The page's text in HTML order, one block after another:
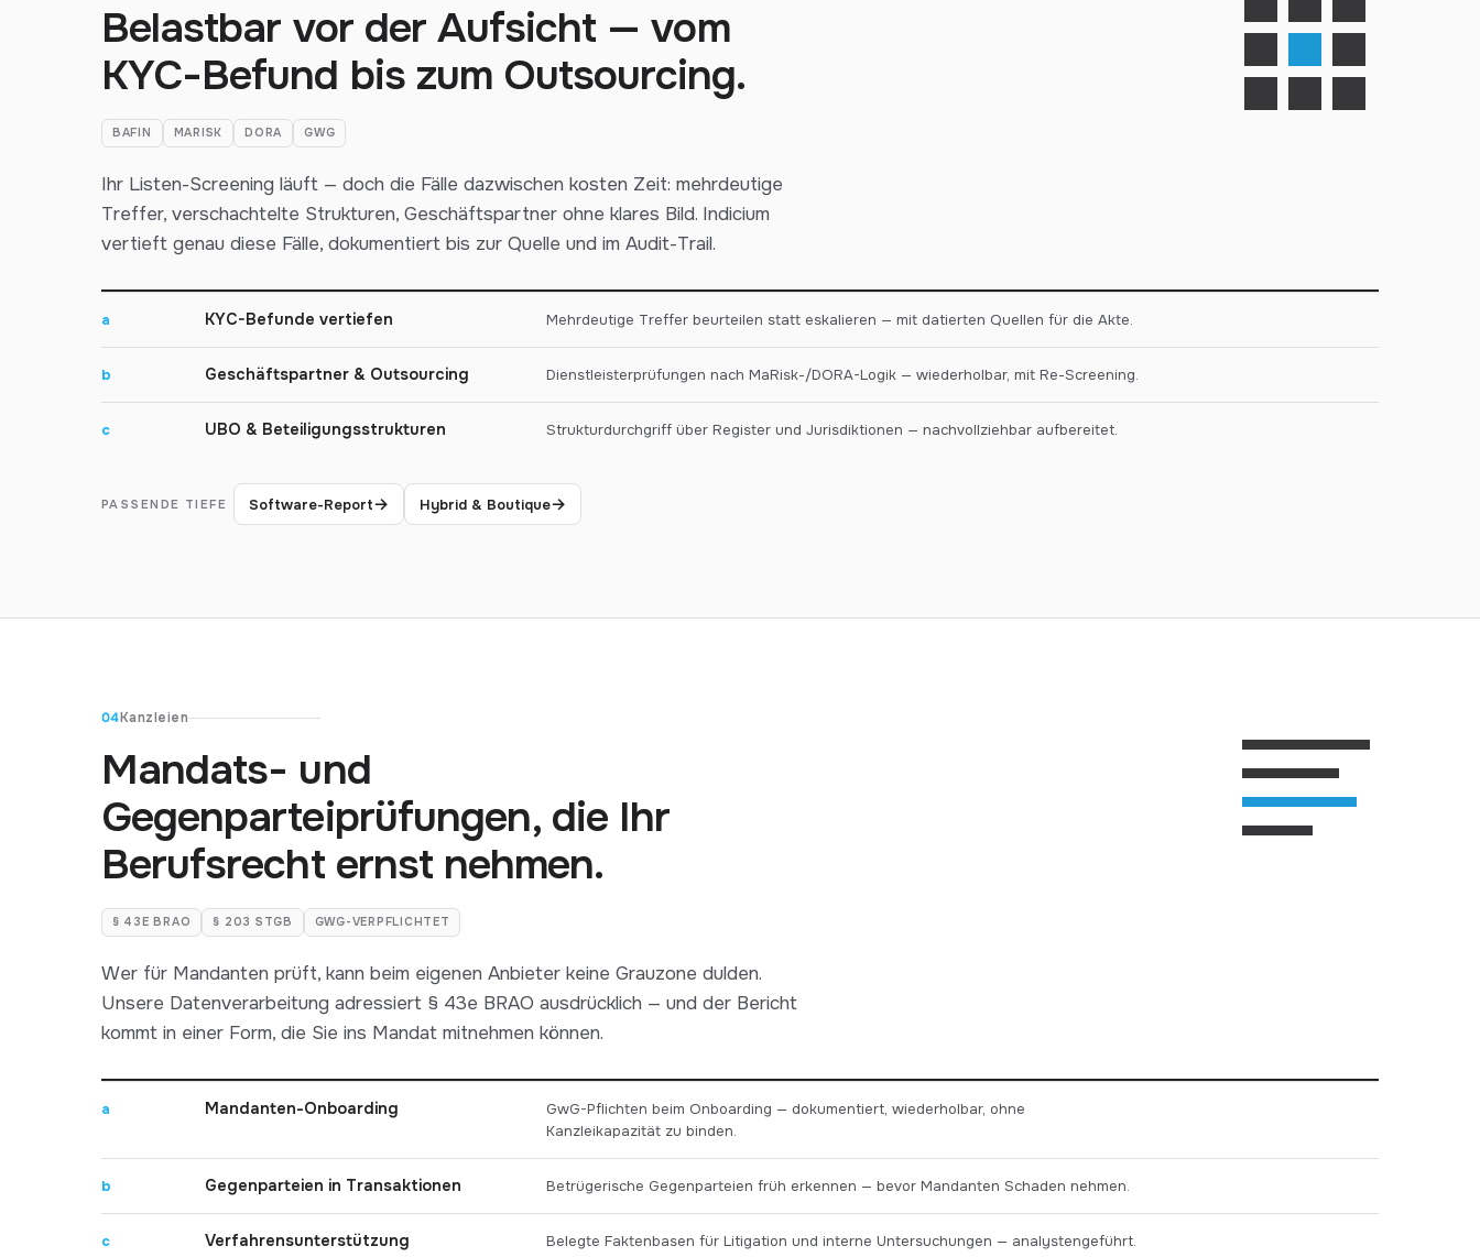
Belastbar vor der Aufsicht — vom
KYC-Befund bis zum Outsourcing.
BAFIN MARISK DORA GWG
Ihr Listen-Screening läuft — doch die Fälle dazwischen kosten Zeit: mehrdeutige
Treffer, verschachtelte Strukturen, Geschäftspartner ohne klares Bild. Indicium
vertieft genau diese Fälle, dokumentiert bis zur Quelle und im Audit-Trail.
a KYC-Befunde vertiefen Mehrdeutige Treffer beurteilen statt eskalieren — mit datierten Quellen für die Akte.
b Geschäftspartner & Outsourcing Dienstleisterprüfungen nach MaRisk-/DORA-Logik — wiederholbar, mit Re-Screening.
c UBO & Beteiligungsstrukturen Strukturdurchgriff über Register und Jurisdiktionen — nachvollziehbar aufbereitet.
PASSENDE TIEFE Software-Report→ Hybrid & Boutique→
04Kanzleien
Mandats- und
Gegenparteiprüfungen, die Ihr
Berufsrecht ernst nehmen.
§ 43E BRAO § 203 STGB GWG-VERPFLICHTET
Wer für Mandanten prüft, kann beim eigenen Anbieter keine Grauzone dulden.
Unsere Datenverarbeitung adressiert § 43e BRAO ausdrücklich — und der Bericht
kommt in einer Form, die Sie ins Mandat mitnehmen können.
a Mandanten-Onboarding
GwG-Pflichten beim Onboarding — dokumentiert, wiederholbar, ohne
Kanzleikapazität zu binden.
b Gegenparteien in Transaktionen Betrügerische Gegenparteien früh erkennen — bevor Mandanten Schaden nehmen.
c Verfahrensunterstützung Belegte Faktenbasen für Litigation und interne Untersuchungen — analystengeführt.